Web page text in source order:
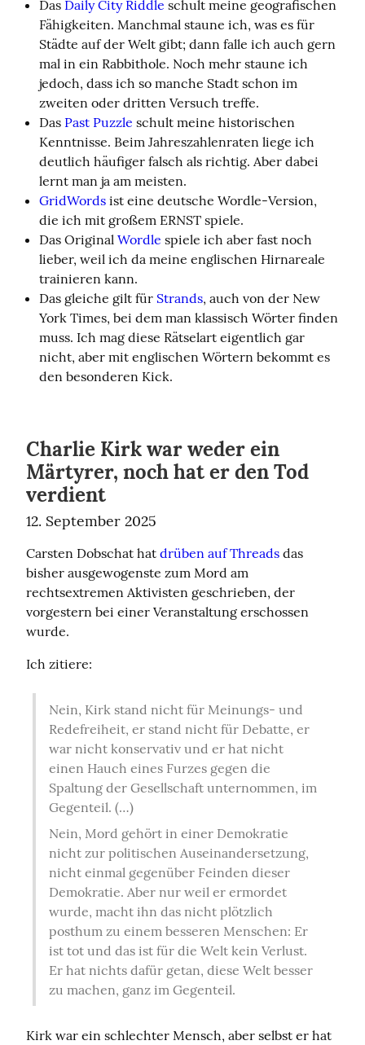
Das Daily City Riddle schult meine geografischen
Fähigkeiten. Manchmal staune ich, was es für
Städte auf der Welt gibt; dann falle ich auch gern
mal in ein Rabbithole. Noch mehr staune ich
jedoch, dass ich so manche Stadt schon im
zweiten oder dritten Versuch treffe.
Das Past Puzzle schult meine historischen
Kenntnisse. Beim Jahreszahlenraten liege ich
deutlich häufiger falsch als richtig. Aber dabei
lernt man ja am meisten.
GridWords ist eine deutsche Wordle-Version,
die ich mit großem ERNST spiele.
Das Original Wordle spiele ich aber fast noch
lieber, weil ich da meine englischen Hirnareale
trainieren kann.
Das gleiche gilt für Strands, auch von der New
York Times, bei dem man klassisch Wörter finden
muss. Ich mag diese Rätselart eigentlich gar
nicht, aber mit englischen Wörtern bekommt es
den besonderen Kick.
Charlie Kirk war weder ein
Märtyrer, noch hat er den Tod
verdient
12. September 2025
Carsten Dobschat hat drüben auf Threads das
bisher ausgewogenste zum Mord am
rechtsextremen Aktivisten geschrieben, der
vorgestern bei einer Veranstaltung erschossen
wurde.
Ich zitiere:
Nein, Kirk stand nicht für Meinungs- und
Redefreiheit, er stand nicht für Debatte, er
war nicht konservativ und er hat nicht
einen Hauch eines Furzes gegen die
Spaltung der Gesellschaft unternommen, im
Gegenteil. (…)
Nein, Mord gehört in einer Demokratie
nicht zur politischen Auseinandersetzung,
nicht einmal gegenüber Feinden dieser
Demokratie. Aber nur weil er ermordet
wurde, macht ihn das nicht plötzlich
posthum zu einem besseren Menschen: Er
ist tot und das ist für die Welt kein Verlust.
Er hat nichts dafür getan, diese Welt besser
zu machen, ganz im Gegenteil.
Kirk war ein schlechter Mensch, aber selbst er hat